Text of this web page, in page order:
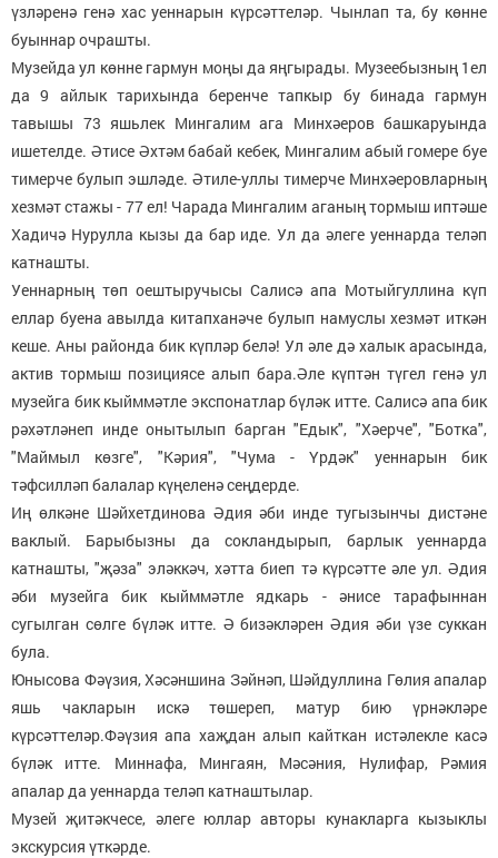
үзләренә генә хас уеннарын күрсәттеләр. Чынлап та, бу көнне
буыннар очрашты.
Музейда ул көнне гармун моңы да яңгырады. Музеебызның 1ел
да 9 айлык тарихында беренче тапкыр бу бинада гармун
тавышы 73 яшьлек Мингалим ага Минхәеров башкаруында
ишетелде. Әтисе Әхтәм бабай кебек, Мингалим абый гомере буе
тимерче булып эшләде. Әтиле-уллы тимерче Минхәеровларның
хезмәт стажы - 77 ел! Чарада Мингалим аганың тормыш иптәше
Хадичә Нурулла кызы да бар иде. Ул да әлеге уеннарда теләп
катнашты.
Уеннарның төп оештыручысы Салисә апа Мотыйгуллина күп
еллар буена авылда китапханәче булып намуслы хезмәт иткән
кеше. Аны районда бик күпләр белә! Ул әле дә халык арасында,
актив тормыш позициясе алып бара.Әле күптән түгел генә ул
музейга бик кыйммәтле экспонатлар бүләк итте. Салисә апа бик
рәхәтләнеп инде онытылып барган "Едык", "Хәерче", "Ботка",
"Маймыл көзге", "Кәрия", "Чума - Үрдәк" уеннарын бик
тәфсилләп балалар күңеленә сеңдерде.
Иң өлкәне Шәйхетдинова Әдия әби инде тугызынчы дистәне
ваклый. Барыбызны да сокландырып, барлык уеннарда
катнашты, "җәза" эләккәч, хәтта биеп тә күрсәтте әле ул. Әдия
әби музейга бик кыйммәтле ядкарь - әнисе тарафыннан
сугылган сөлге бүләк итте. Ә бизәкләрен Әдия әби үзе суккан
була.
Юнысова Фәүзия, Хәсәншина Зәйнәп, Шәйдуллина Гөлия апалар
яшь чакларын искә төшереп, матур бию үрнәкләре
күрсәттеләр.Фәүзия апа хаҗдан алып кайткан истәлекле касә
бүләк итте. Миннафа, Мингаян, Мәсәния, Нулифар, Рәмия
апалар да уеннарда теләп катнаштылар.
Музей җитәкчесе, әлеге юллар авторы кунакларга кызыклы
экскурсия үткәрде.